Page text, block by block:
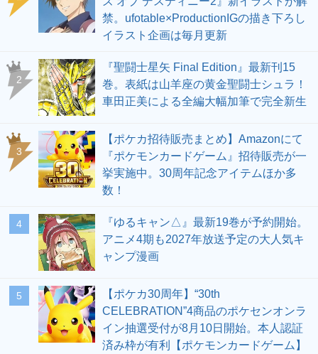
禁。ufotable×ProductionIGの描き下ろし
イラスト企画は毎月更新
2
『聖闘士星矢 Final Edition』最新刊15
巻。表紙は山羊座の黄金聖闘士シュラ！
車田正美による全編大幅加筆で完全新生
3
【ポケカ招待販売まとめ】Amazonにて
『ポケモンカードゲーム』招待販売が一
挙実施中。30周年記念アイテムほか多
数！
4
『ゆるキャン△』最新19巻が予約開始。
アニメ4期も2027年放送予定の大人気キ
ャンプ漫画
5
【ポケカ30周年】“30th
CELEBRATION”4商品のポケセンオンラ
イン抽選受付が8月10日開始。本人認証
済み枠が有利【ポケモンカードゲーム】